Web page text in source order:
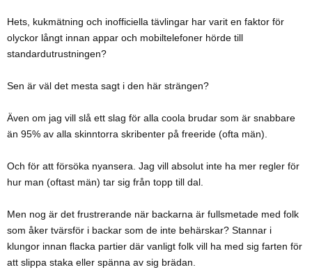
Hets, kukmätning och inofficiella tävlingar har varit en faktor för
olyckor långt innan appar och mobiltelefoner hörde till
standardutrustningen?
Sen är väl det mesta sagt i den här strängen?
Även om jag vill slå ett slag för alla coola brudar som är snabbare
än 95% av alla skinntorra skribenter på freeride (ofta män).
Och för att försöka nyansera. Jag vill absolut inte ha mer regler för
hur man (oftast män) tar sig från topp till dal.
Men nog är det frustrerande när backarna är fullsmetade med folk
som åker tvärsför i backar som de inte behärskar? Stannar i
klungor innan flacka partier där vanligt folk vill ha med sig farten för
att slippa staka eller spänna av sig brädan.